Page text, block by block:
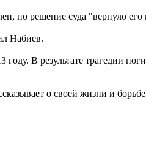
но решение суда "вернуло его
Набиев.
В результате трагедии
о своей жизни и